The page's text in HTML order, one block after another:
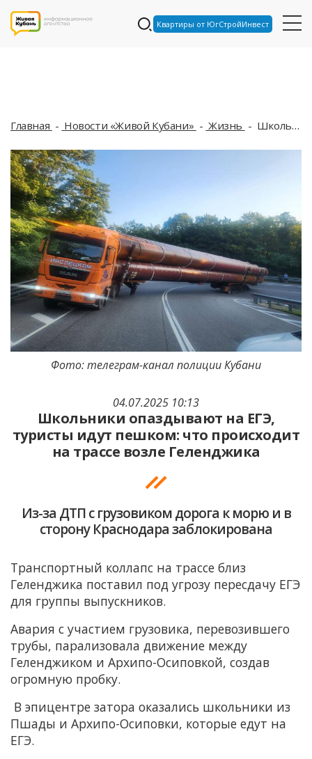
Квартиры от ЮгСтройИнвест
Главная Новости «Живой Кубани» Жизнь Школьники опаздывают на ЕГЭ, туристы идут пешком: что происходит на трассе возле Геленджика
04.07.2025 10:13
Школьники опаздывают на ЕГЭ,
туристы идут пешком: что происходит
на трассе возле Геленджика
Из-за ДТП с грузовиком дорога к морю и в
сторону Краснодара заблокирована
Фото: телеграм-канал полиции Кубани
Транспортный коллапс на трассе близ
Геленджика поставил под угрозу пересдачу ЕГЭ
для группы выпускников.
Авария с участием грузовика, перевозившего
трубы, парализовала движение между
Геленджиком и Архипо-Осиповкой, создав
огромную пробку.
В эпицентре затора оказались школьники из
Пшады и Архипо-Осиповки, которые едут на
ЕГЭ.